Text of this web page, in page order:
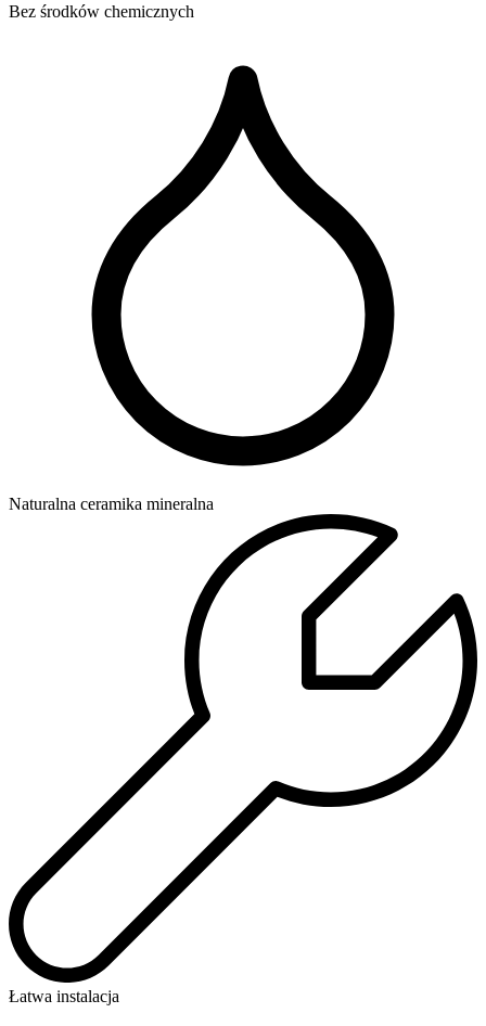
Bez środków chemicznych
Naturalna ceramika mineralna
Łatwa instalacja